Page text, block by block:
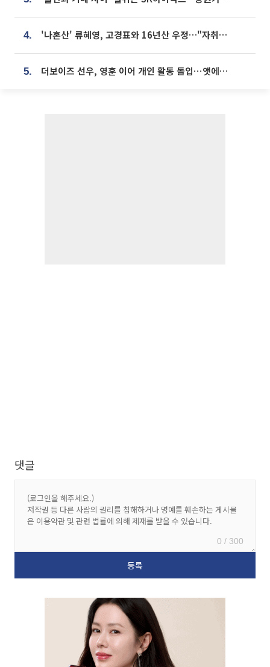
4. '나혼산' 류혜영, 고경표와 16년산 우정…"자취방서 부모님과 마주쳐"
5. 더보이즈 선우, 영훈 이어 개인 활동 돌입⋯앳에어리어와 전속계약
댓글
0 / 300